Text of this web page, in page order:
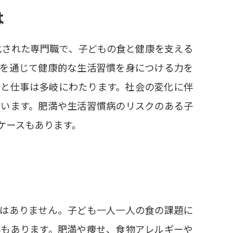
大学で学べる内容や特徴を
新増設大学・学部・学科特集
新学年スタート号
オープンキャンパスなどを
れた専門職で、子どもの食と健康を支える
通じて健康的な生活習慣を身につける力を
仕事は多岐にわたります。社会の変化に伴
ます。肥満や生活習慣病のリスクのある子
スもあります。
ありません。子ども一人一人の食の課題に
あります。肥満や痩せ、食物アレルギーや